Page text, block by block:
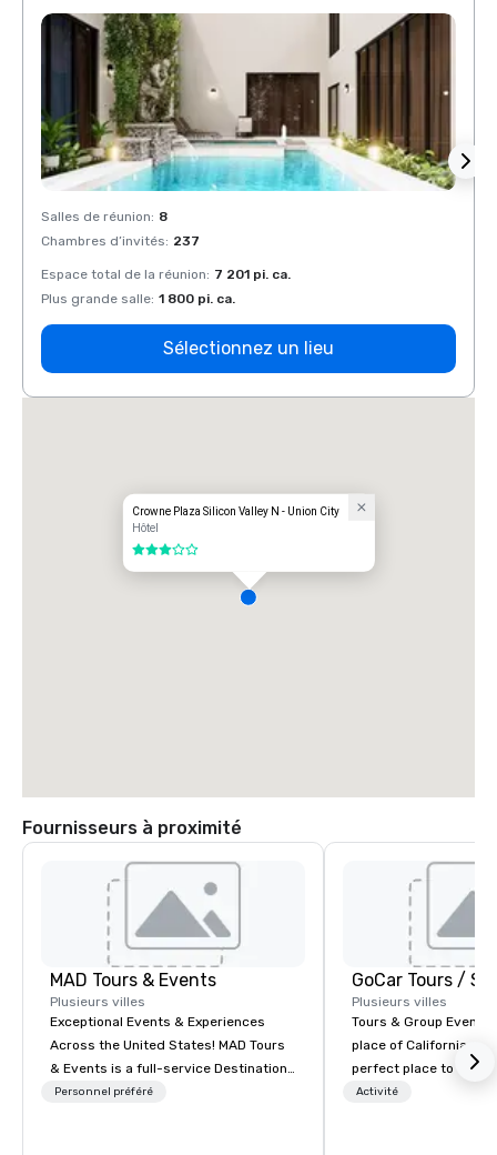
Salles de réunion: 8
Chambres d’invités: 237
Espace total de la réunion: 7 201 pi. ca.
Plus grande salle: 1 800 pi. ca.
Sélectionnez un lieu
Crowne Plaza Silicon Valley N - Union City
Hôtel
3 sur 5
Fournisseurs à proximité
MAD Tours & Events
Plusieurs villes
Exceptional Events & Experiences
Across the United States! MAD Tours
& Events is a full-service Destination
Management Company specializing in
Personnel préféré
Plusieurs villes
Tours & Group Events
place of California.
perfect place to visit
mix fun with history
Activité